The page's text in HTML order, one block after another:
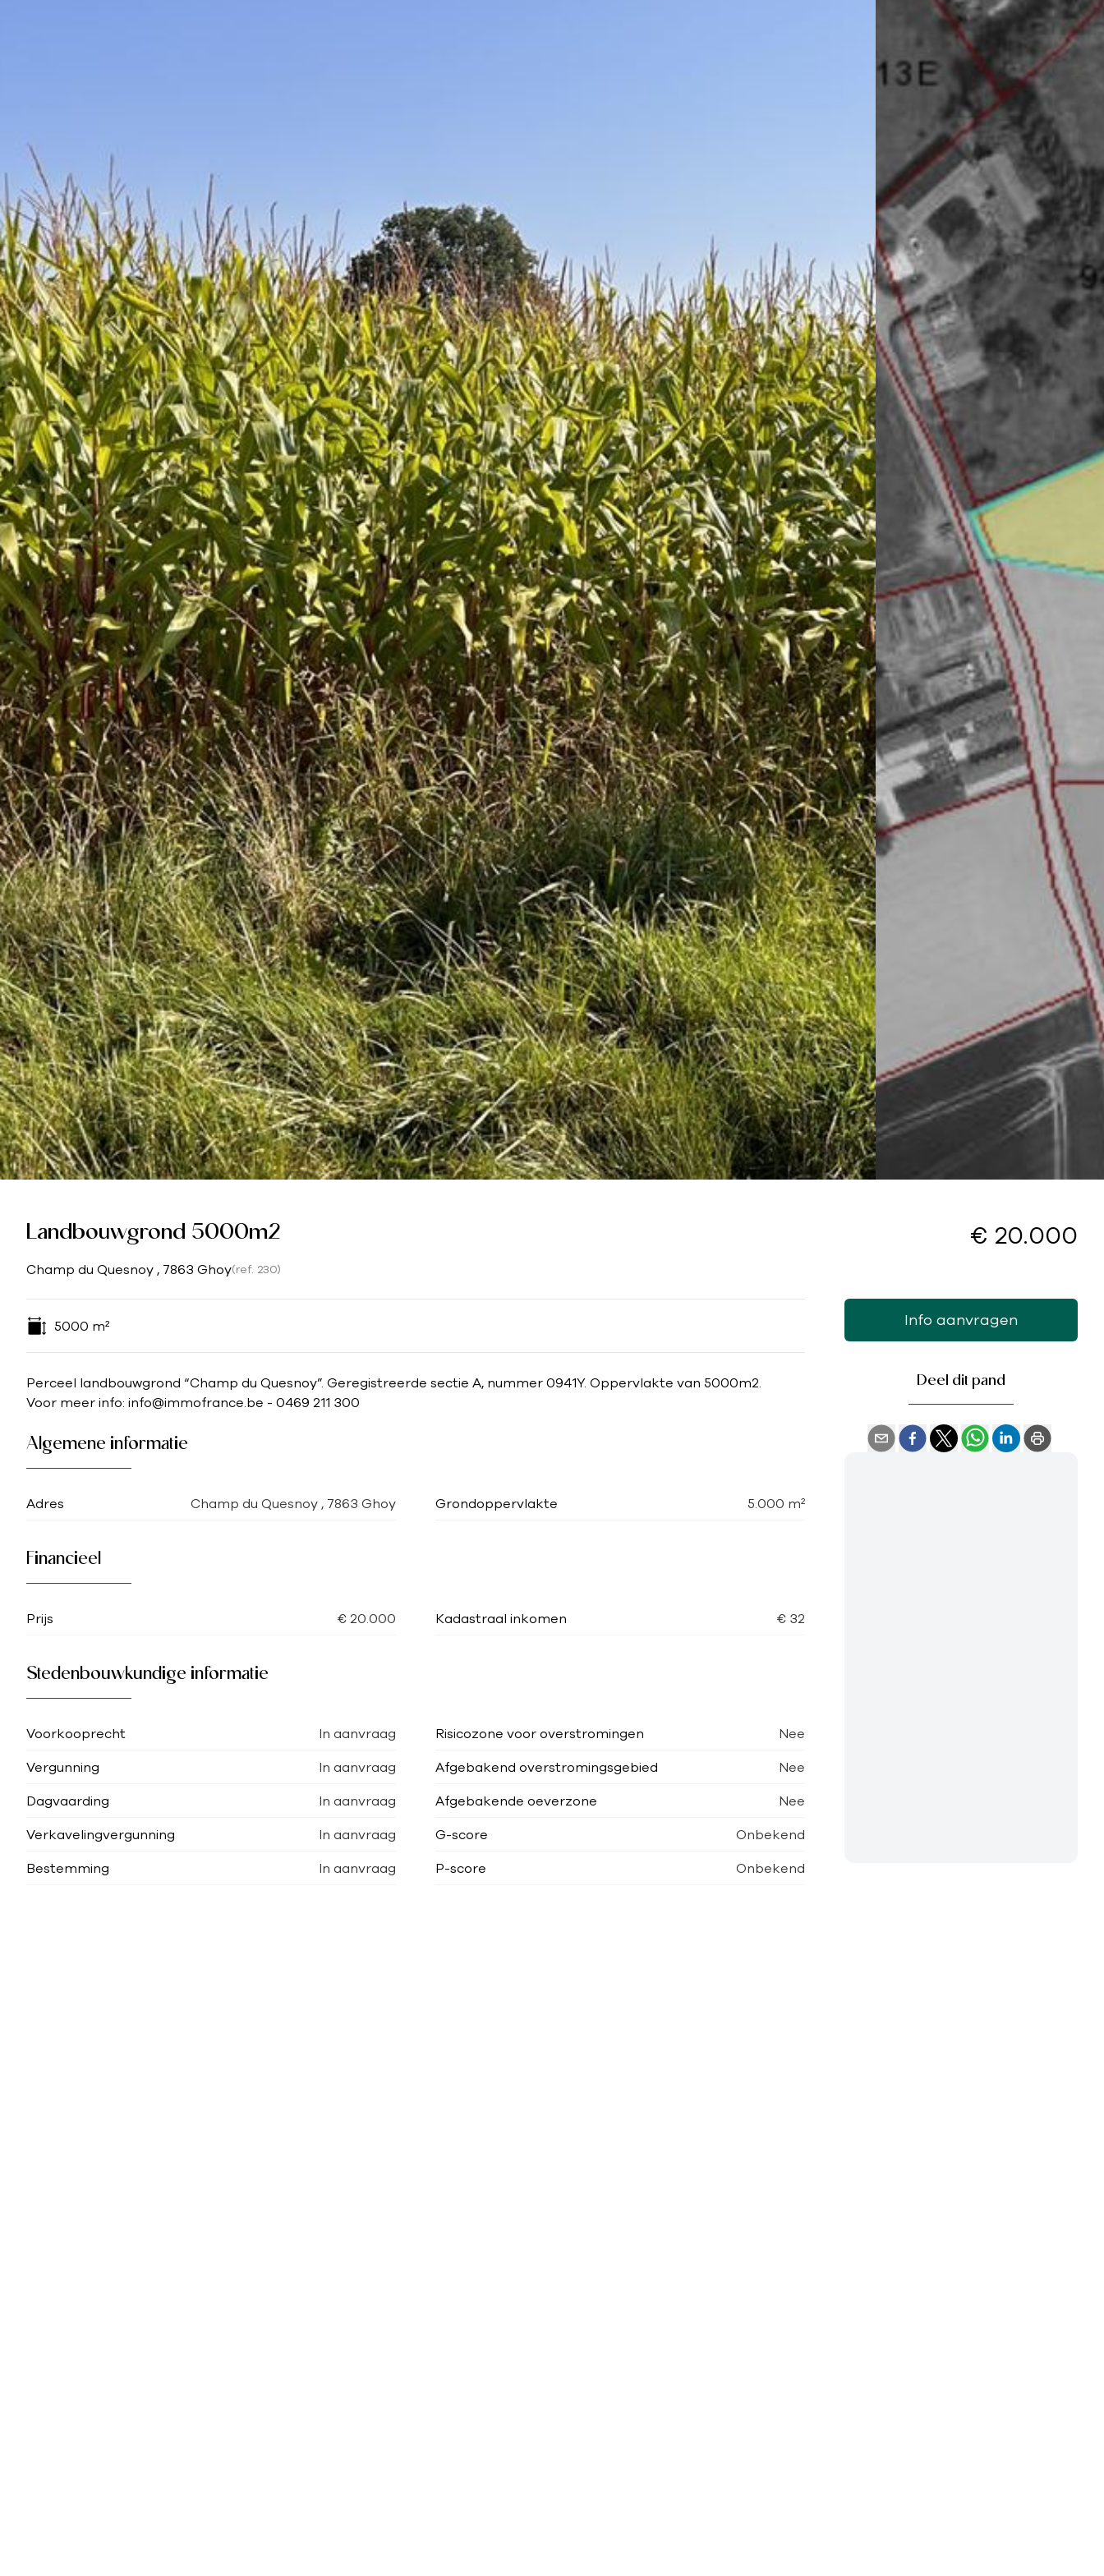
Landbouwgrond 5000m2 € 20.000
Champ du Quesnoy , 7863 Ghoy(ref. 230)
5000 m²
Perceel landbouwgrond “Champ du Quesnoy”. Geregistreerde sectie A, nummer 0941Y. Oppervlakte van 5000m2.
Voor meer info: info@immofrance.be - 0469 211 300
Algemene informatie
Adres Champ du Quesnoy , 7863 Ghoy Grondoppervlakte 5.000 m²
Financieel
Prijs € 20.000 Kadastraal inkomen € 32
Stedenbouwkundige informatie
Voorkooprecht In aanvraag Risicozone voor overstromingen Nee
Vergunning In aanvraag Afgebakend overstromingsgebied Nee
Dagvaarding In aanvraag Afgebakende oeverzone Nee
Verkavelingvergunning In aanvraag G-score Onbekend
Bestemming In aanvraag P-score Onbekend
Info aanvragen
Deel dit pand